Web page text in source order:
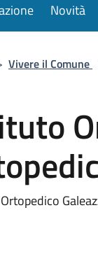
Novità
Vivere il Comune